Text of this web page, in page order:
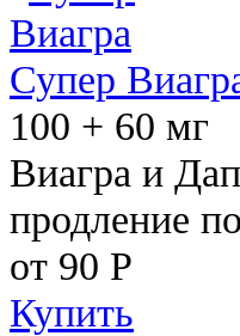
Супер
100 + 60 мг
Виагра и
продление
от 90 Р
Купить